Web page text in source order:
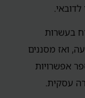
בעשרות
ואז מסננים
אפשרויות
עסקית.